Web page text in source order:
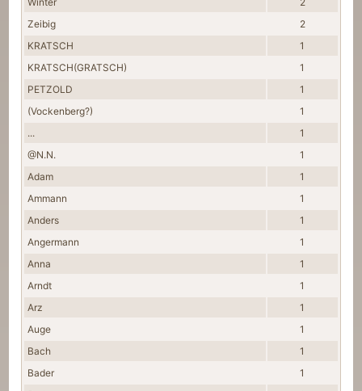
Zeibig
2
KRATSCH
1
KRATSCH(GRATSCH)
1
PETZOLD
1
(Vockenberg?)
1
...
1
@N.N.
1
Adam
1
Ammann
1
Anders
1
Angermann
1
Anna
1
Arndt
1
Arz
1
Auge
1
Bach
1
Bader
1